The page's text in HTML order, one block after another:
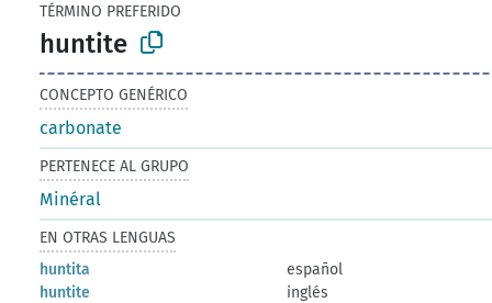
TÉRMINO PREFERIDO
huntite
CONCEPTO GENÉRICO
carbonate
PERTENECE AL GRUPO
Minéral
EN OTRAS LENGUAS
huntita
español
huntite
inglés